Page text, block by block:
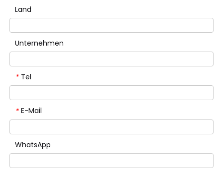
Land
Unternehmen
* Tel
* E-Mail
WhatsApp